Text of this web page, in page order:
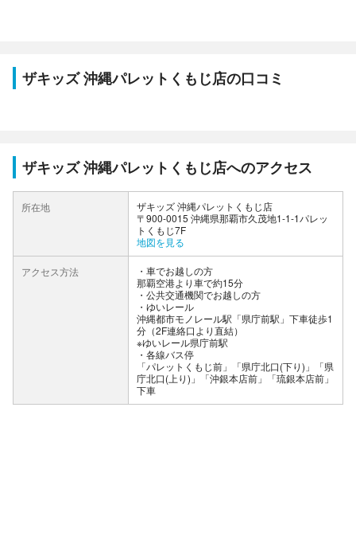
ザキッズ 沖縄パレットくもじ店の口コミ
ザキッズ 沖縄パレットくもじ店へのアクセス
所在地
ザキッズ 沖縄パレットくもじ店
〒900-0015 沖縄県那覇市久茂地1-1-1パレッ
トくもじ7F
地図を見る
アクセス方法
車でお越しの方
那覇空港より車で約15分
公共交通機関でお越しの方
・ゆいレール
沖縄都市モノレール駅「県庁前駅」下車徒歩1
分（2F連絡口より直結）
※ゆいレール県庁前駅
・各線バス停
「パレットくもじ前」「県庁北口(下り)」「県
庁北口(上り)」「沖銀本店前」「琉銀本店前」
下車